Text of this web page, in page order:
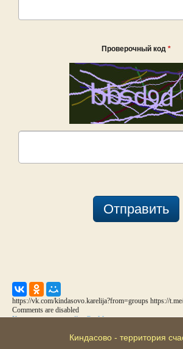
Проверочный код *
Отправить
https://vk.com/kindasovo.karelija?from=groups https://
Comments are disabled
Комментарии для сайтаCackle
Киндасово - территория